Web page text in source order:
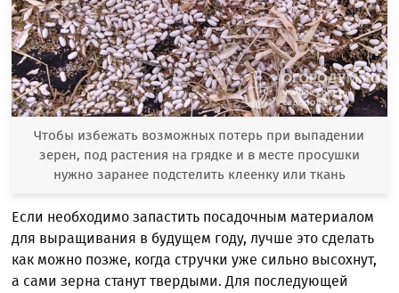
Чтобы избежать возможных потерь при выпадении
зерен, под растения на грядке и в месте просушки
нужно заранее подстелить клеенку или ткань
Если необходимо запастить посадочным материалом
для выращивания в будущем году, лучше это сделать
как можно позже, когда стручки уже сильно высохнут,
а сами зерна станут твердыми. Для последующей